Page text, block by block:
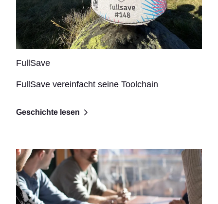
FullSave
FullSave vereinfacht seine Toolchain
Geschichte lesen